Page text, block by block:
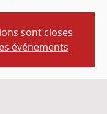
sont closes
événements